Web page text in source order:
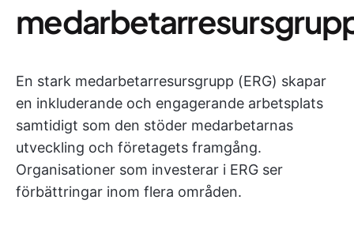
En stark medarbetarresursgrupp (ERG) skapar
en inkluderande och engagerande arbetsplats
samtidigt som den stöder medarbetarnas
utveckling och företagets framgång.
Organisationer som investerar i ERG ser
förbättringar inom flera områden.